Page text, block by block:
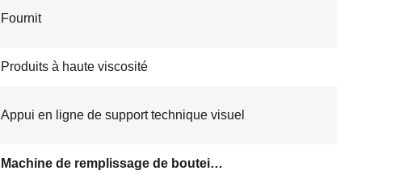
Fournit
Produits à haute viscosité
Appui en ligne de support technique visuel
Machine de remplissage de bouteilles d'essence de sénevé